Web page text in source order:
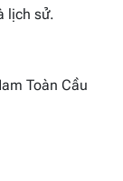
lịch sử.
Toàn Cầu